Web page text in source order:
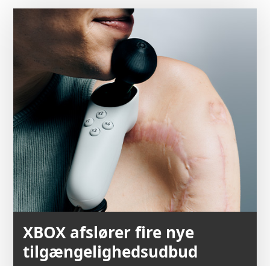
XBOX afslører fire nye
tilgængelighedsudbud